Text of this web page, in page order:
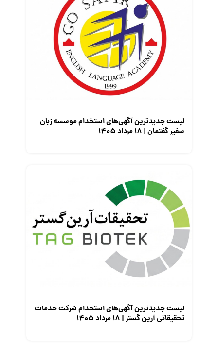
گزارش‌های آماری
مصاحبه شغلی
معرفی شرکت ها
معرفی متخصصان منابع انسانی
لیست جدیدترین آگهی‌های استخدام موسسه زبان
سفیر گفتمان | ۱۸ مرداد ۱۴۰۵
لیست جدیدترین آگهی‌های استخدام شرکت خدمات
تحقیقاتی آرین گستر | ۱۸ مرداد ۱۴۰۵